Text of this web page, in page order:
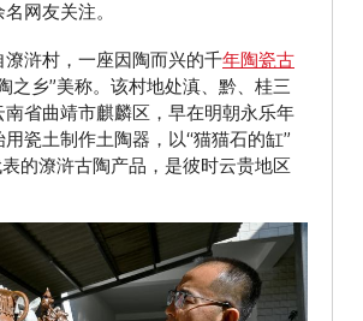
网友关注。
浒村，一座因陶而兴的千年陶瓷古
之乡”美称。该村地处滇、黔、桂三
省曲靖市麒麟区，早在明朝永乐年
瓷土制作土陶器，以“猫猫石的缸”
的潦浒古陶产品，是彼时云贵地区